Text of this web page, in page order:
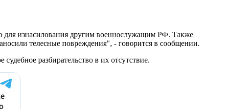
для изнасилования другим военнослужащим РФ. Также
телесные повреждения", - говорится в сообщении.
разбирательство в их отсутствие.